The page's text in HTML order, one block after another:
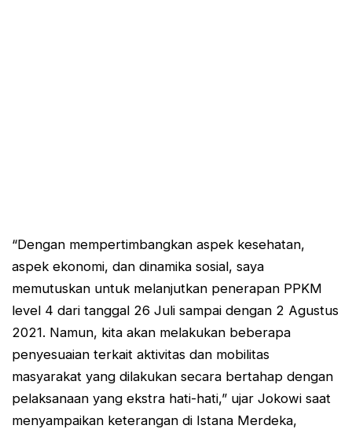
“Dengan mempertimbangkan aspek kesehatan,
aspek ekonomi, dan dinamika sosial, saya
memutuskan untuk melanjutkan penerapan PPKM
level 4 dari tanggal 26 Juli sampai dengan 2 Agustus
2021. Namun, kita akan melakukan beberapa
penyesuaian terkait aktivitas dan mobilitas
masyarakat yang dilakukan secara bertahap dengan
pelaksanaan yang ekstra hati-hati,” ujar Jokowi saat
menyampaikan keterangan di Istana Merdeka,